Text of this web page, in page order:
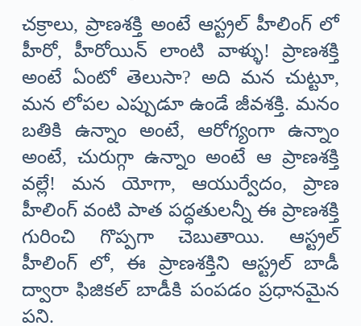
చక్రాలు, ప్రాణశక్తి అంటే ఆస్ట్రల్ హీలింగ్ లో
హీరో, హీరోయిన్ లాంటి వాళ్ళు! ప్రాణశక్తి
అంటే ఏంటో తెలుసా? అది మన చుట్టూ,
మన లోపల ఎప్పుడూ ఉండే జీవశక్తి. మనం
బతికి ఉన్నాం అంటే, ఆరోగ్యంగా ఉన్నాం
అంటే, చురుగ్గా ఉన్నాం అంటే ఆ ప్రాణశక్తి
వల్లే! మన యోగా, ఆయుర్వేదం, ప్రాణ
హీలింగ్ వంటి పాత పద్ధతులన్నీ ఈ ప్రాణశక్తి
గురించి గొప్పగా చెబుతాయి. ఆస్ట్రల్
హీలింగ్ లో, ఈ ప్రాణశక్తిని ఆస్ట్రల్ బాడీ
ద్వారా ఫిజికల్ బాడీకి పంపడం ప్రధానమైన
పని.